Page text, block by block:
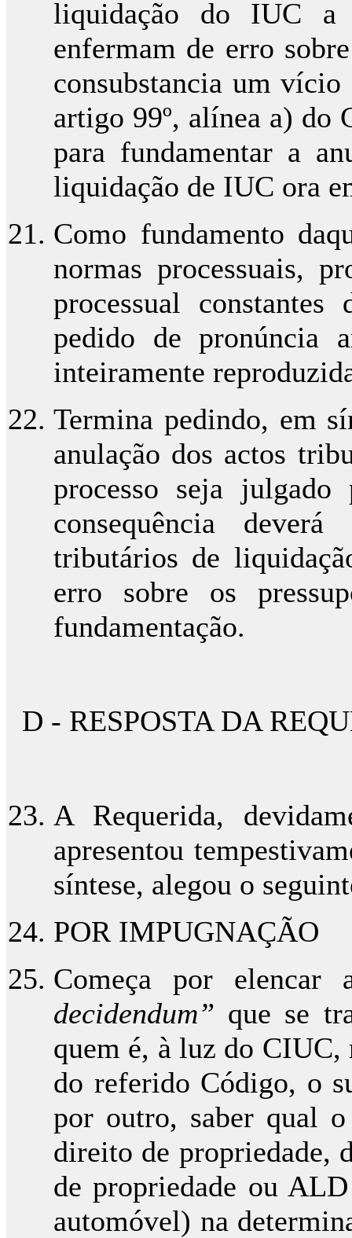
liquidação do IUC a
enfermam de erro
consubstancia um
artigo 99º, alínea a) do
para fundamentar a
liquidação de IUC ora
Como fundamento
normas processuais,
processual
pedido de pronúncia
inteiramente
Termina pedindo, em
anulação dos actos
processo seja
consequência
tributários de
erro sobre os
fundamentação.
D - RESPOSTA DA
A Requerida,
apresentou
síntese, alegou o
POR IMPUGNAÇÃO
Começa por elencar
decidendum” que se
quem é, à luz do CIUC,
do referido Código, o
por outro, saber qual
direito de propriedade,
de propriedade ou
automóvel) na